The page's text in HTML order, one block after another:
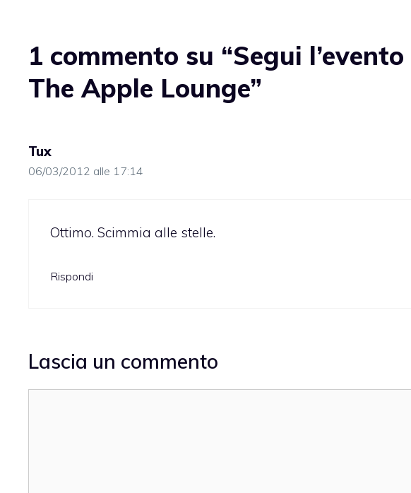
1 commento su “Segui
The Apple Lounge”
Tux
06/03/2012 alle 17:14
Ottimo. Scimmia alle stelle.
Rispondi
Lascia un commento